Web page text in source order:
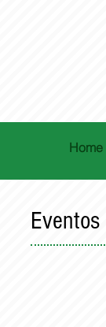
Home
Eventos